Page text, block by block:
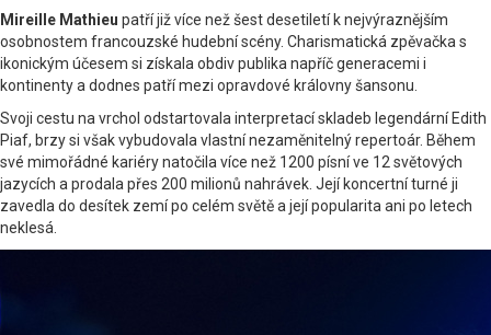
Mireille Mathieu patří již více než šest desetiletí k nejvýraznějším
osobnostem francouzské hudební scény. Charismatická zpěvačka s
ikonickým účesem si získala obdiv publika napříč generacemi i
kontinenty a dodnes patří mezi opravdové královny šansonu.
Svoji cestu na vrchol odstartovala interpretací skladeb legendární Edith
Piaf, brzy si však vybudovala vlastní nezaměnitelný repertoár. Během
své mimořádné kariéry natočila více než 1200 písní ve 12 světových
jazycích a prodala přes 200 milionů nahrávek. Její koncertní turné ji
zavedla do desítek zemí po celém světě a její popularita ani po letech
neklesá.